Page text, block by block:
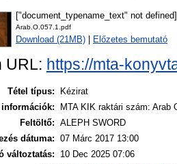
["document_typename_text" not defined]
Arab.O.057.1.pdf
Download (21MB) Előzetes bemutató
URL: https://mta-
Tétel típus:
Kézirat
MTA KIK raktári szám: Arab
Feltöltő: ALEPH SWORD
dátuma: 07 Márc 2017 13:00
változtatás:
10 Dec 2025 07:06